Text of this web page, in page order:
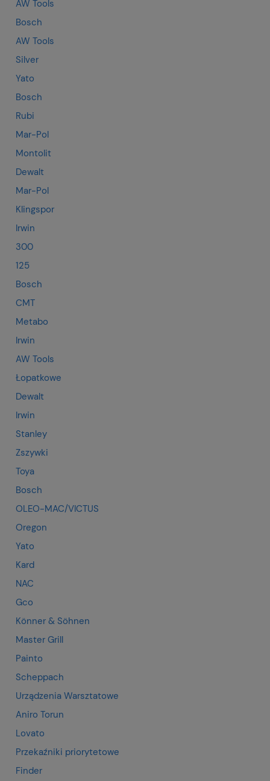
AW Tools
Bosch
AW Tools
Silver
Yato
Bosch
Rubi
Mar-Pol
Montolit
Dewalt
Mar-Pol
Klingspor
Irwin
300
125
Bosch
CMT
Metabo
Irwin
AW Tools
Łopatkowe
Dewalt
Irwin
Stanley
Zszywki
Toya
Bosch
OLEO-MAC/VICTUS
Oregon
Yato
Kard
NAC
Gco
Könner & Söhnen
Master Grill
Painto
Scheppach
Urządzenia Warsztatowe
Aniro Torun
Lovato
Przekaźniki priorytetowe
Finder